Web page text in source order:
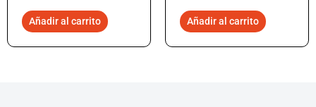
Añadir al carrito Añadir al carrito